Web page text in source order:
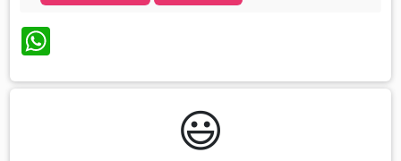
WhatsApp
😃️